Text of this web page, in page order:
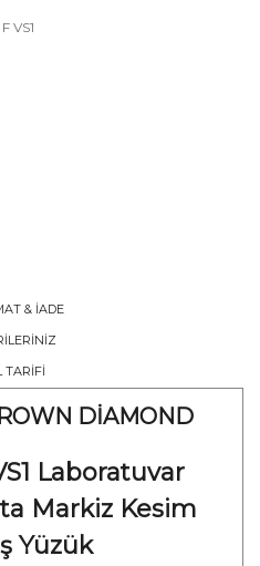
VS1
& İADE
TARİFİ
DİAMOND
Laboratuvar
Markiz Kesim
Yüzük